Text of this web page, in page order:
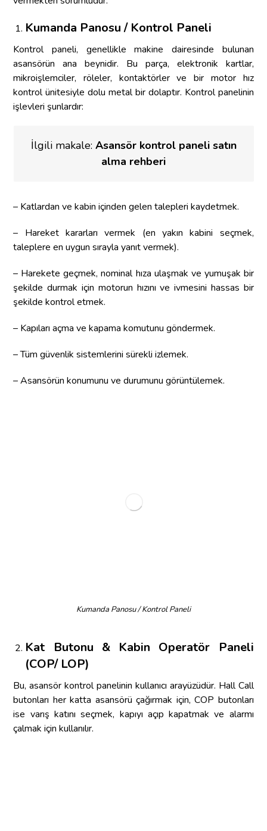
Kumanda Panosu / Kontrol Paneli
Kontrol paneli, genellikle makine dairesinde bulunan
asansörün ana beynidir. Bu parça, elektronik kartlar,
mikroişlemciler, röleler, kontaktörler ve bir motor hız
kontrol ünitesiyle dolu metal bir dolaptır. Kontrol panelinin
işlevleri şunlardır:
İlgili makale: Asansör kontrol paneli satın
alma rehberi
– Katlardan ve kabin içinden gelen talepleri kaydetmek.
– Hareket kararları vermek (en yakın kabini seçmek,
taleplere en uygun sırayla yanıt vermek).
– Harekete geçmek, nominal hıza ulaşmak ve yumuşak bir
şekilde durmak için motorun hızını ve ivmesini hassas bir
şekilde kontrol etmek.
– Kapıları açma ve kapama komutunu göndermek.
– Tüm güvenlik sistemlerini sürekli izlemek.
– Asansörün konumunu ve durumunu görüntülemek.
Kumanda Panosu / Kontrol Paneli
Kat Butonu & Kabin Operatör Paneli
(COP/ LOP)
Bu, asansör kontrol panelinin kullanıcı arayüzüdür. Hall Call
butonları her katta asansörü çağırmak için, COP butonları
ise varış katını seçmek, kapıyı açıp kapatmak ve alarmı
çalmak için kullanılır.